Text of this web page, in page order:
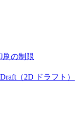
刷の制限
（2D ドラフト）